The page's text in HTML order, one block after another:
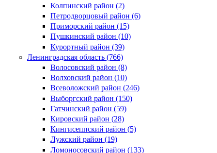
Колпинский район (2)
Петродворцовый район (6)
Приморский район (15)
Пушкинский район (10)
Курортный район (39)
Ленинградская область (766)
Волосовский район (8)
Волховский район (10)
Всеволожский район (246)
Выборгский район (150)
Гатчинский район (59)
Кировский район (28)
Кингисеппский район (5)
Лужский район (19)
Ломоносовский район (133)